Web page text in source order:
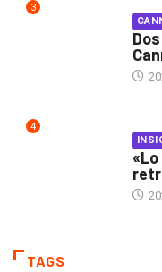
3
4
TAGS